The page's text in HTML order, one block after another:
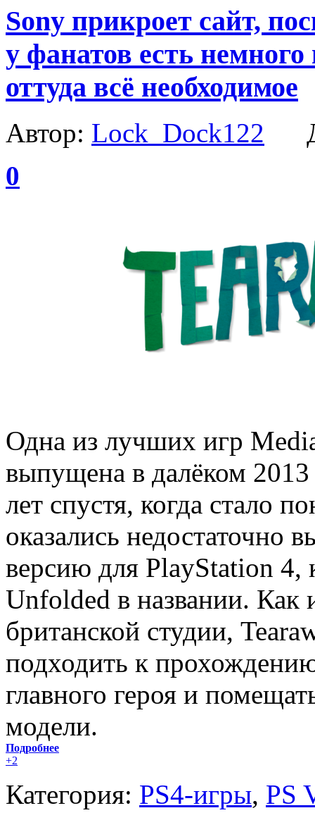
Sony прикроет сайт,
у фанатов есть
оттуда всё необходимое
Автор: Lock_Dock122
0
Одна из лучших игр
выпущена в далёком
лет спустя, когда стало
оказались недостаточно
версию для PlayStation 4,
Unfolded в названии. Как
британской студии,
подходить к
главного героя и
модели.
Подробнее
+2
Категория: PS4-игры, PS